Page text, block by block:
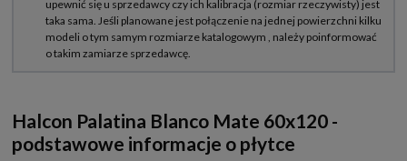
Halcon Palatina Blanco Mate 60x120 -
podstawowe informacje o płytce